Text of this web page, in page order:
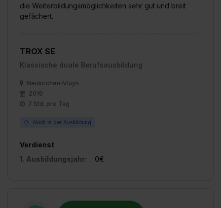
die Weiterbildungsmöglichkeiten sehr gut und breit
gefächert.
TROX SE
Klassische duale Berufsausbildung
Neukirchen-Vluyn
2019
7 Std. pro Tag
Noch in der Ausbildung
Verdienst
1. Ausbildungsjahr:
0€